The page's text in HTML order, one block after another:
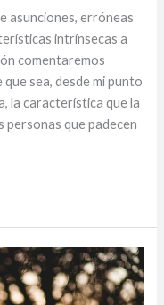
asunciones, erróneas
intrínsecas a
comentaremos
sea, desde mi punto
la característica que la
personas que padecen